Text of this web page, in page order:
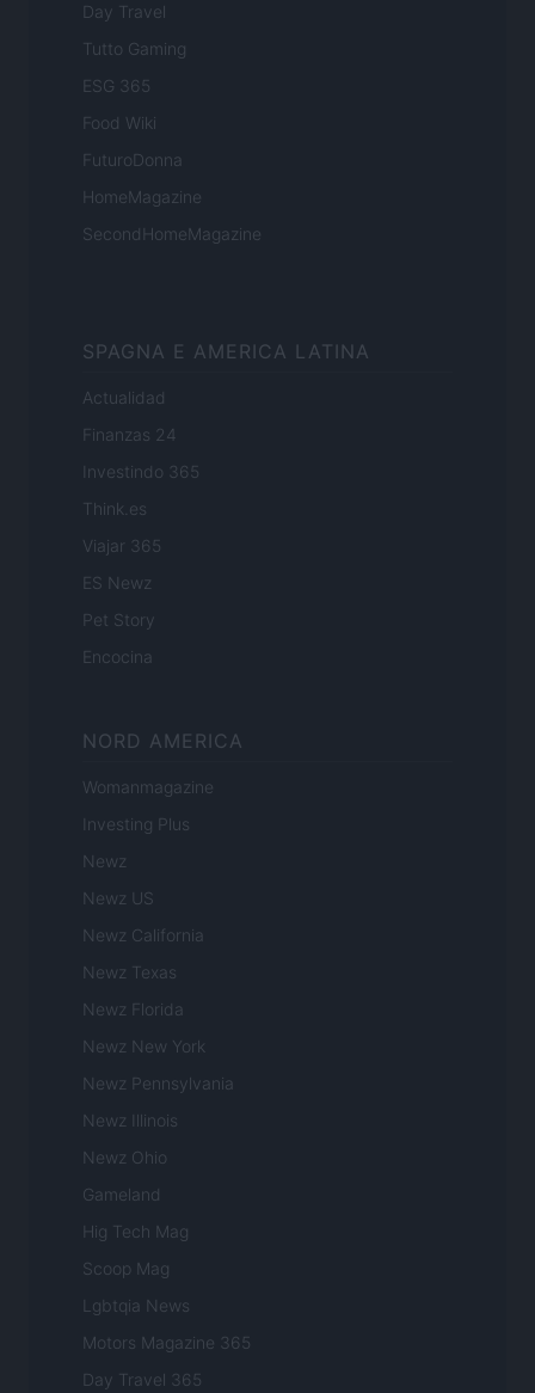
Day Travel
Tutto Gaming
ESG 365
Food Wiki
FuturoDonna
HomeMagazine
SecondHomeMagazine
SPAGNA E AMERICA LATINA
Actualidad
Finanzas 24
Investindo 365
Think.es
Viajar 365
ES Newz
Pet Story
Encocina
NORD AMERICA
Womanmagazine
Investing Plus
Newz
Newz US
Newz California
Newz Texas
Newz Florida
Newz New York
Newz Pennsylvania
Newz Illinois
Newz Ohio
Gameland
Hig Tech Mag
Scoop Mag
Lgbtqia News
Motors Magazine 365
Day Travel 365